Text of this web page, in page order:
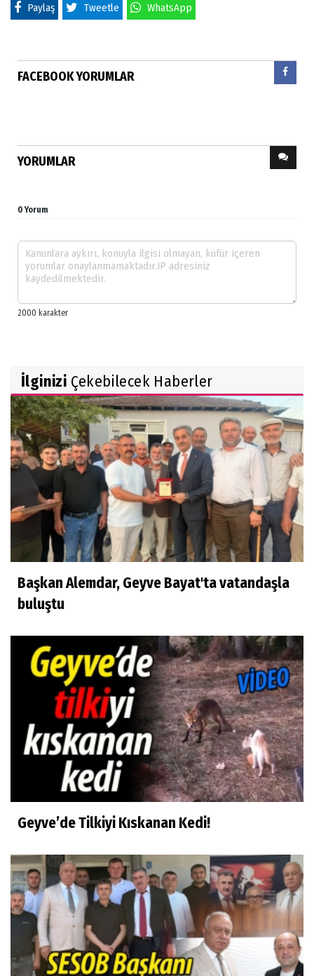
Paylaş Tweetle WhatsApp
FACEBOOK YORUMLAR
YORUMLAR
0 Yorum
İlginizi Çekebilecek Haberler
Başkan Alemdar, Geyve Bayat'ta vatandaşla
buluştu
Geyve’de Tilkiyi Kıskanan Kedi!